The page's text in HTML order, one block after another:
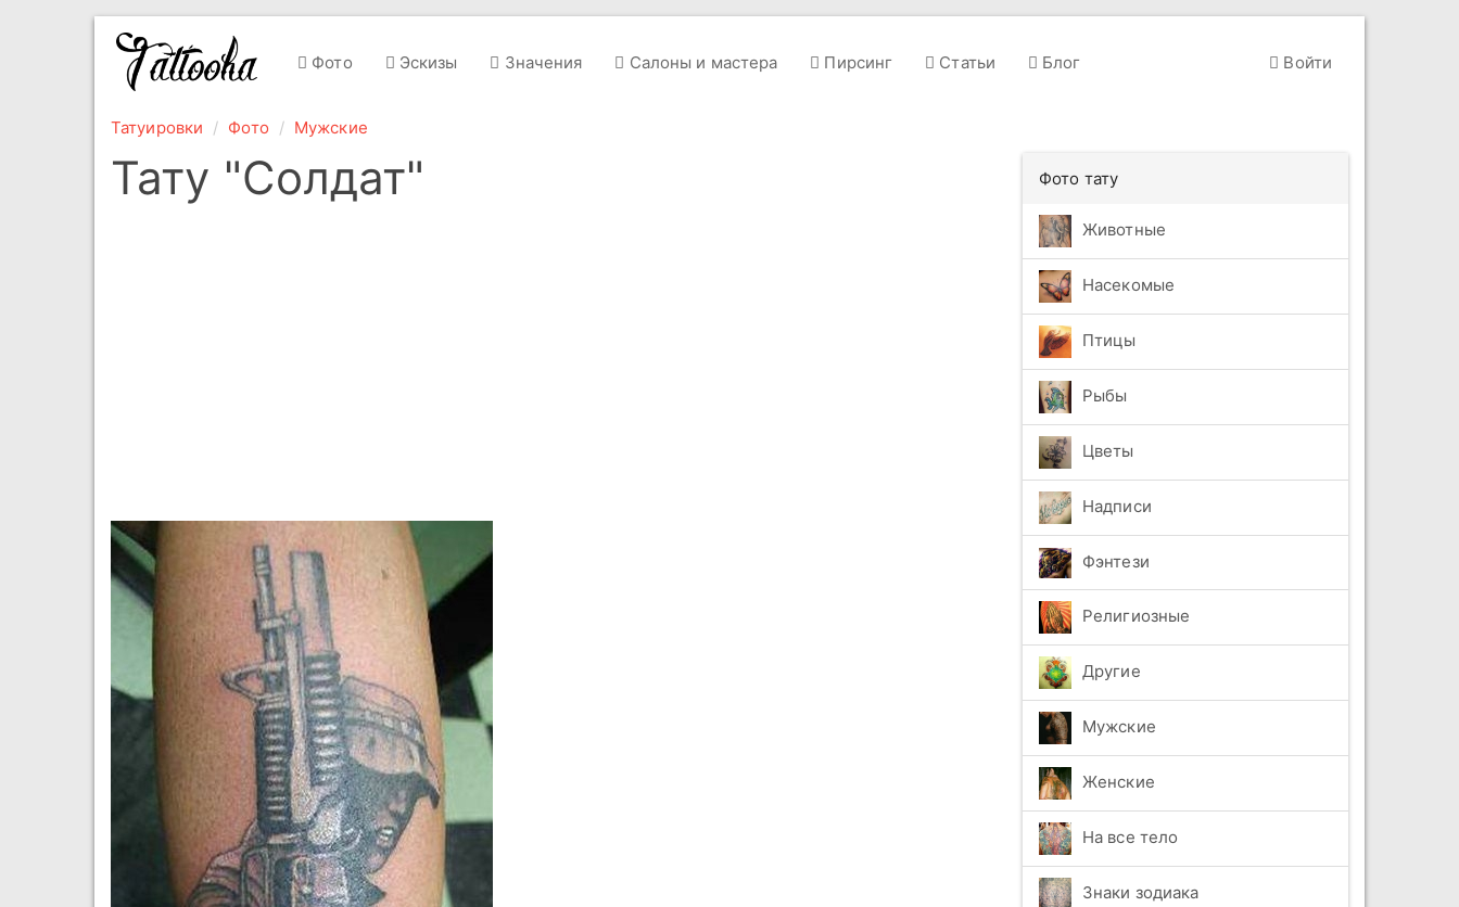
Фото Эскизы Значения Салоны и мастера Пирсинг Статьи Блог Войти
Татуировки Фото Мужские
Тату "Солдат" Фото тату
Животные
Насекомые
Птицы
Рыбы
Цветы
Надписи
Фэнтези
Религиозные
Другие
Мужские
Женские
На все тело
Знаки зодиака